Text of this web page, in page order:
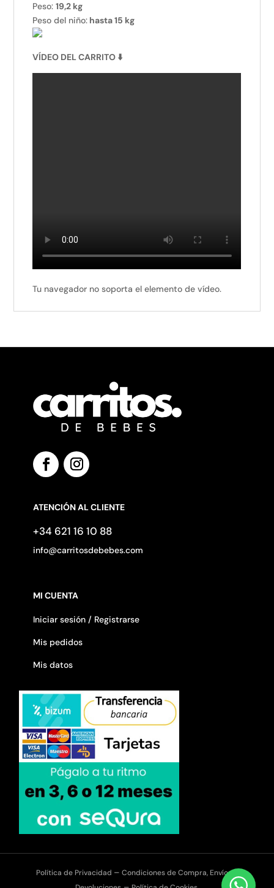
Peso:19,2 kg
Peso del niño: hasta 15 kg
VÍDEO DEL CARRITO ⬇
Tu navegador no soporta el elemento de vídeo.
ATENCIÓN AL CLIENTE
+34 621 16 10 88
info@carritosdebebes.com
MI CUENTA
Iniciar sesión / Registrarse
Mis pedidos
Mis datos
Política de Privacidad – Condiciones de Compra, Envíos y